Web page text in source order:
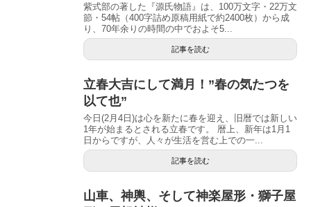
紫式部の著した『源氏物語』は、100万文字・22万文
節・54帖（400字詰め原稿用紙で約2400枚）から成
り、70年余りの時間の中でおよそ5...
記事を読む
立春大吉にして満月！”春の気たつを
以て也”
今日(2月4日)は心を新たに春を迎え、旧暦では新しい
1年が始まるとされる立春です。 暦上、新年は1月1
日からですが、人々が生活を営む上での一...
記事を読む
山車、神輿、そして神楽屋形・獅子屋